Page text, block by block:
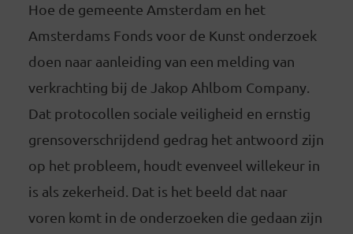
Hoe de gemeente Amsterdam en het
Amsterdams Fonds voor de Kunst onderzoek
doen naar aanleiding van een melding van
verkrachting bij de Jakop Ahlbom Company.
Dat protocollen sociale veiligheid en ernstig
grensoverschrijdend gedrag het antwoord zijn
op het probleem, houdt evenveel willekeur in
is als zekerheid. Dat is het beeld dat naar
voren komt in de onderzoeken die gedaan zijn